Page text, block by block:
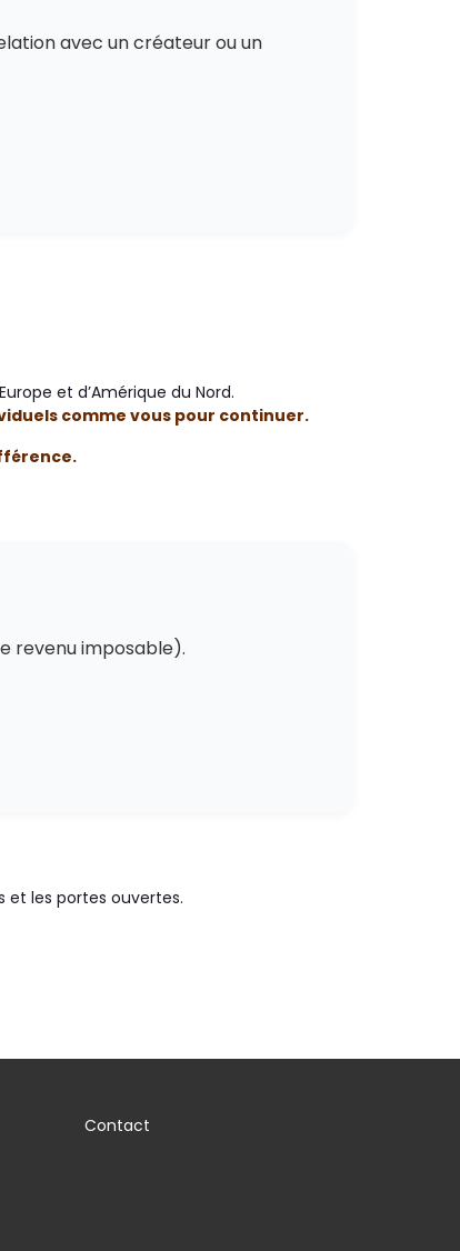
avec un créateur ou un
et d’Amérique du Nord.
comme vous pour continuer.
revenu imposable).
et les portes ouvertes.
Contact